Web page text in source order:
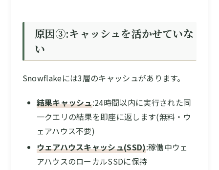
原因③:キャッシュを活かせていな
い
Snowflakeには3層のキャッシュがあります。
結果キャッシュ:24時間以内に実行された同
一クエリの結果を即座に返します(無料・ウ
ェアハウス不要)
ウェアハウスキャッシュ(SSD):稼働中ウェ
アハウスのローカルSSDに保持